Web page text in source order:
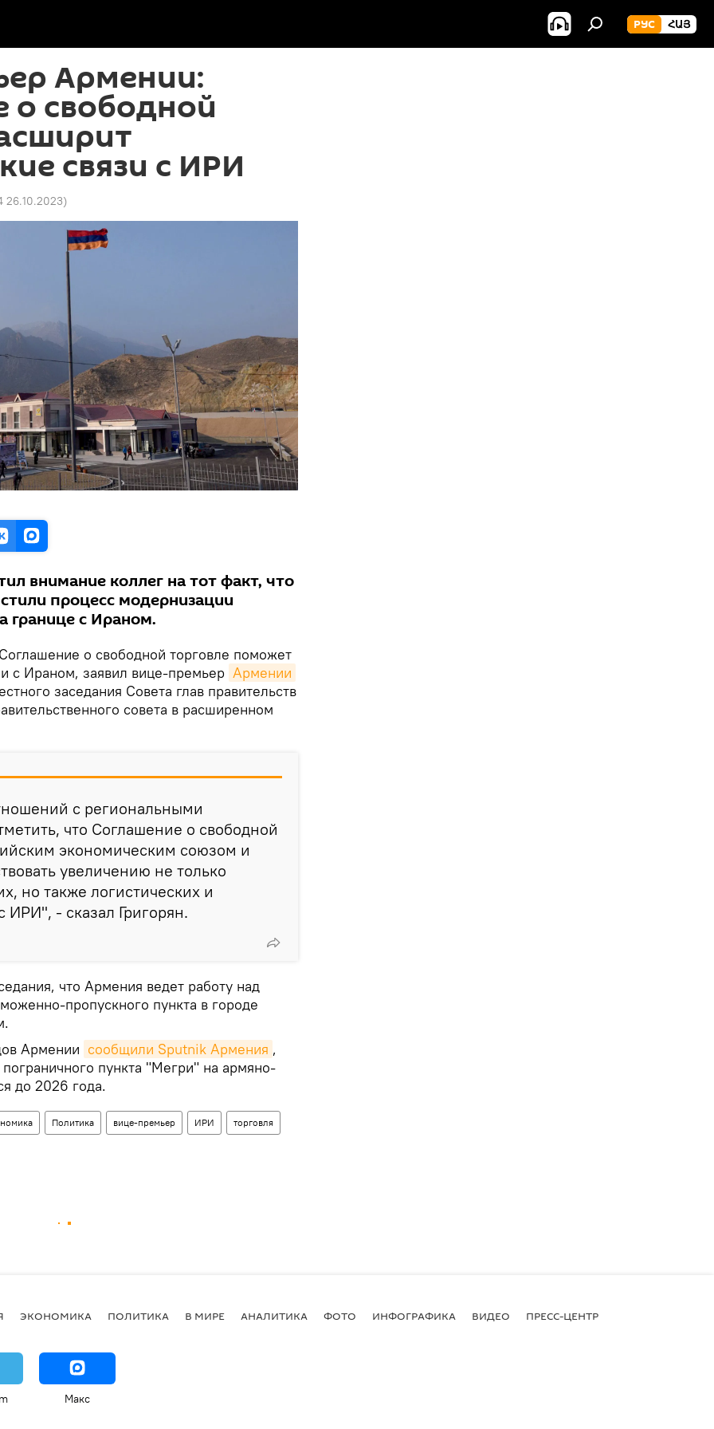
РУС ՀԱՅ
Армении:
о свободной
связи с ИРИ
26.10.2023)
внимание коллег на тот факт, что
процесс модернизации
границе с Ираном.
о свободной торговле поможет
с Ираном, заявил вице-премьер Армении
заседания Совета глав правительств
совета в расширенном
с региональными
что Соглашение о свободной
экономическим союзом и
увеличению не только
но также логистических и
ИРИ", - сказал Григорян.
что Армения ведет работу над
пропускного пункта в городе
Армении сообщили Sputnik Армения ,
пункта "Мегри" на армяно-
до 2026 года.
Политика вице-премьер ИРИ торговля
ЭКОНОМИКА ПОЛИТИКА В МИРЕ АНАЛИТИКА ФОТО ИНФОГРАФИКА ВИДЕО ПРЕСС-ЦЕНТР
Макс